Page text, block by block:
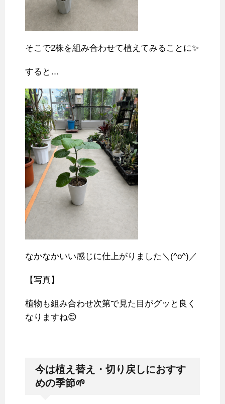
そこで2株を組み合わせて植えてみることに✨
すると…
なかなかいい感じに仕上がりました＼(^o^)／
【写真】
植物も組み合わせ次第で見た目がグッと良く
なりますね😊
今は植え替え・切り戻しにおすす
めの季節🌱